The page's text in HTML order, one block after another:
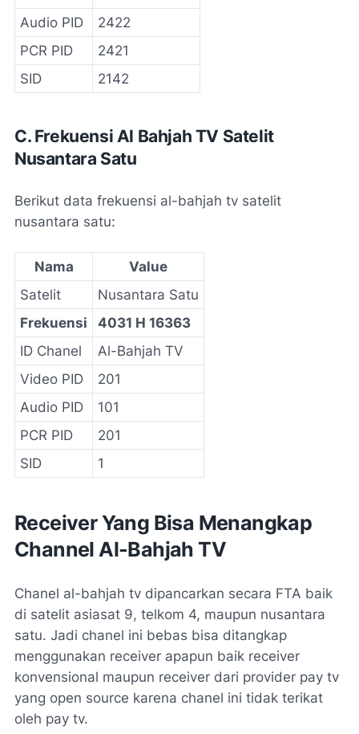
Audio PID
2422
PCR PID
2421
SID
2142
C. Frekuensi Al Bahjah TV Satelit
Nusantara Satu
Berikut data frekuensi al-bahjah tv satelit
nusantara satu:
Nama
Value
Satelit
Nusantara Satu
Frekuensi
4031 H 16363
ID Chanel
Al-Bahjah TV
Video PID
201
Audio PID
101
PCR PID
201
SID
1
Receiver Yang Bisa Menangkap
Channel Al-Bahjah TV
Chanel al-bahjah tv dipancarkan secara FTA baik
di satelit asiasat 9, telkom 4, maupun nusantara
satu. Jadi chanel ini bebas bisa ditangkap
menggunakan receiver apapun baik receiver
konvensional maupun receiver dari provider pay tv
yang open source karena chanel ini tidak terikat
oleh pay tv.